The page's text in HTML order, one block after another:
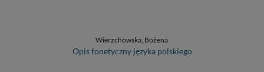
Wierzchowska, Bożena
Opis fonetyczny języka polskiego